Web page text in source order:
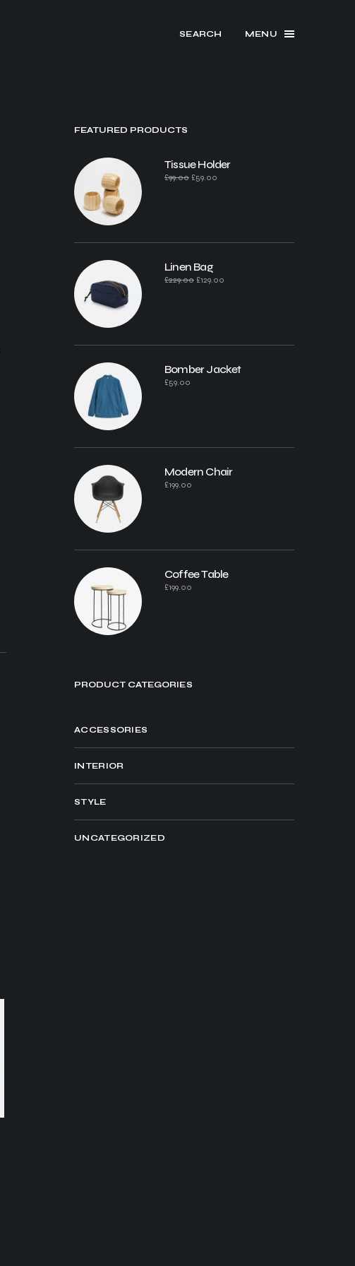
SEARCH MENU
FEATURED PRODUCTS
Tissue Holder
£99.00 £59.00
Linen Bag
£229.00 £129.00
Bomber Jacket
£59.00
Modern Chair
£199.00
Coffee Table
£199.00
PRODUCT CATEGORIES
ACCESSORIES
INTERIOR
STYLE
UNCATEGORIZED